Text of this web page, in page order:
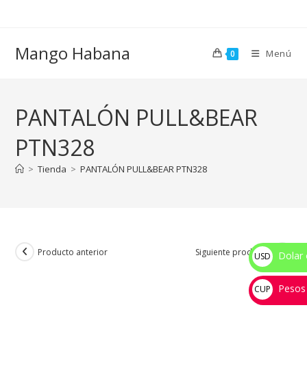
Mango Habana 0 Menú
PANTALÓN PULL&BEAR
PTN328
> Tienda > PANTALÓN PULL&BEAR PTN328
Producto anterior Siguiente producto
USD
$
Dolar
CUP
💰
Pesos